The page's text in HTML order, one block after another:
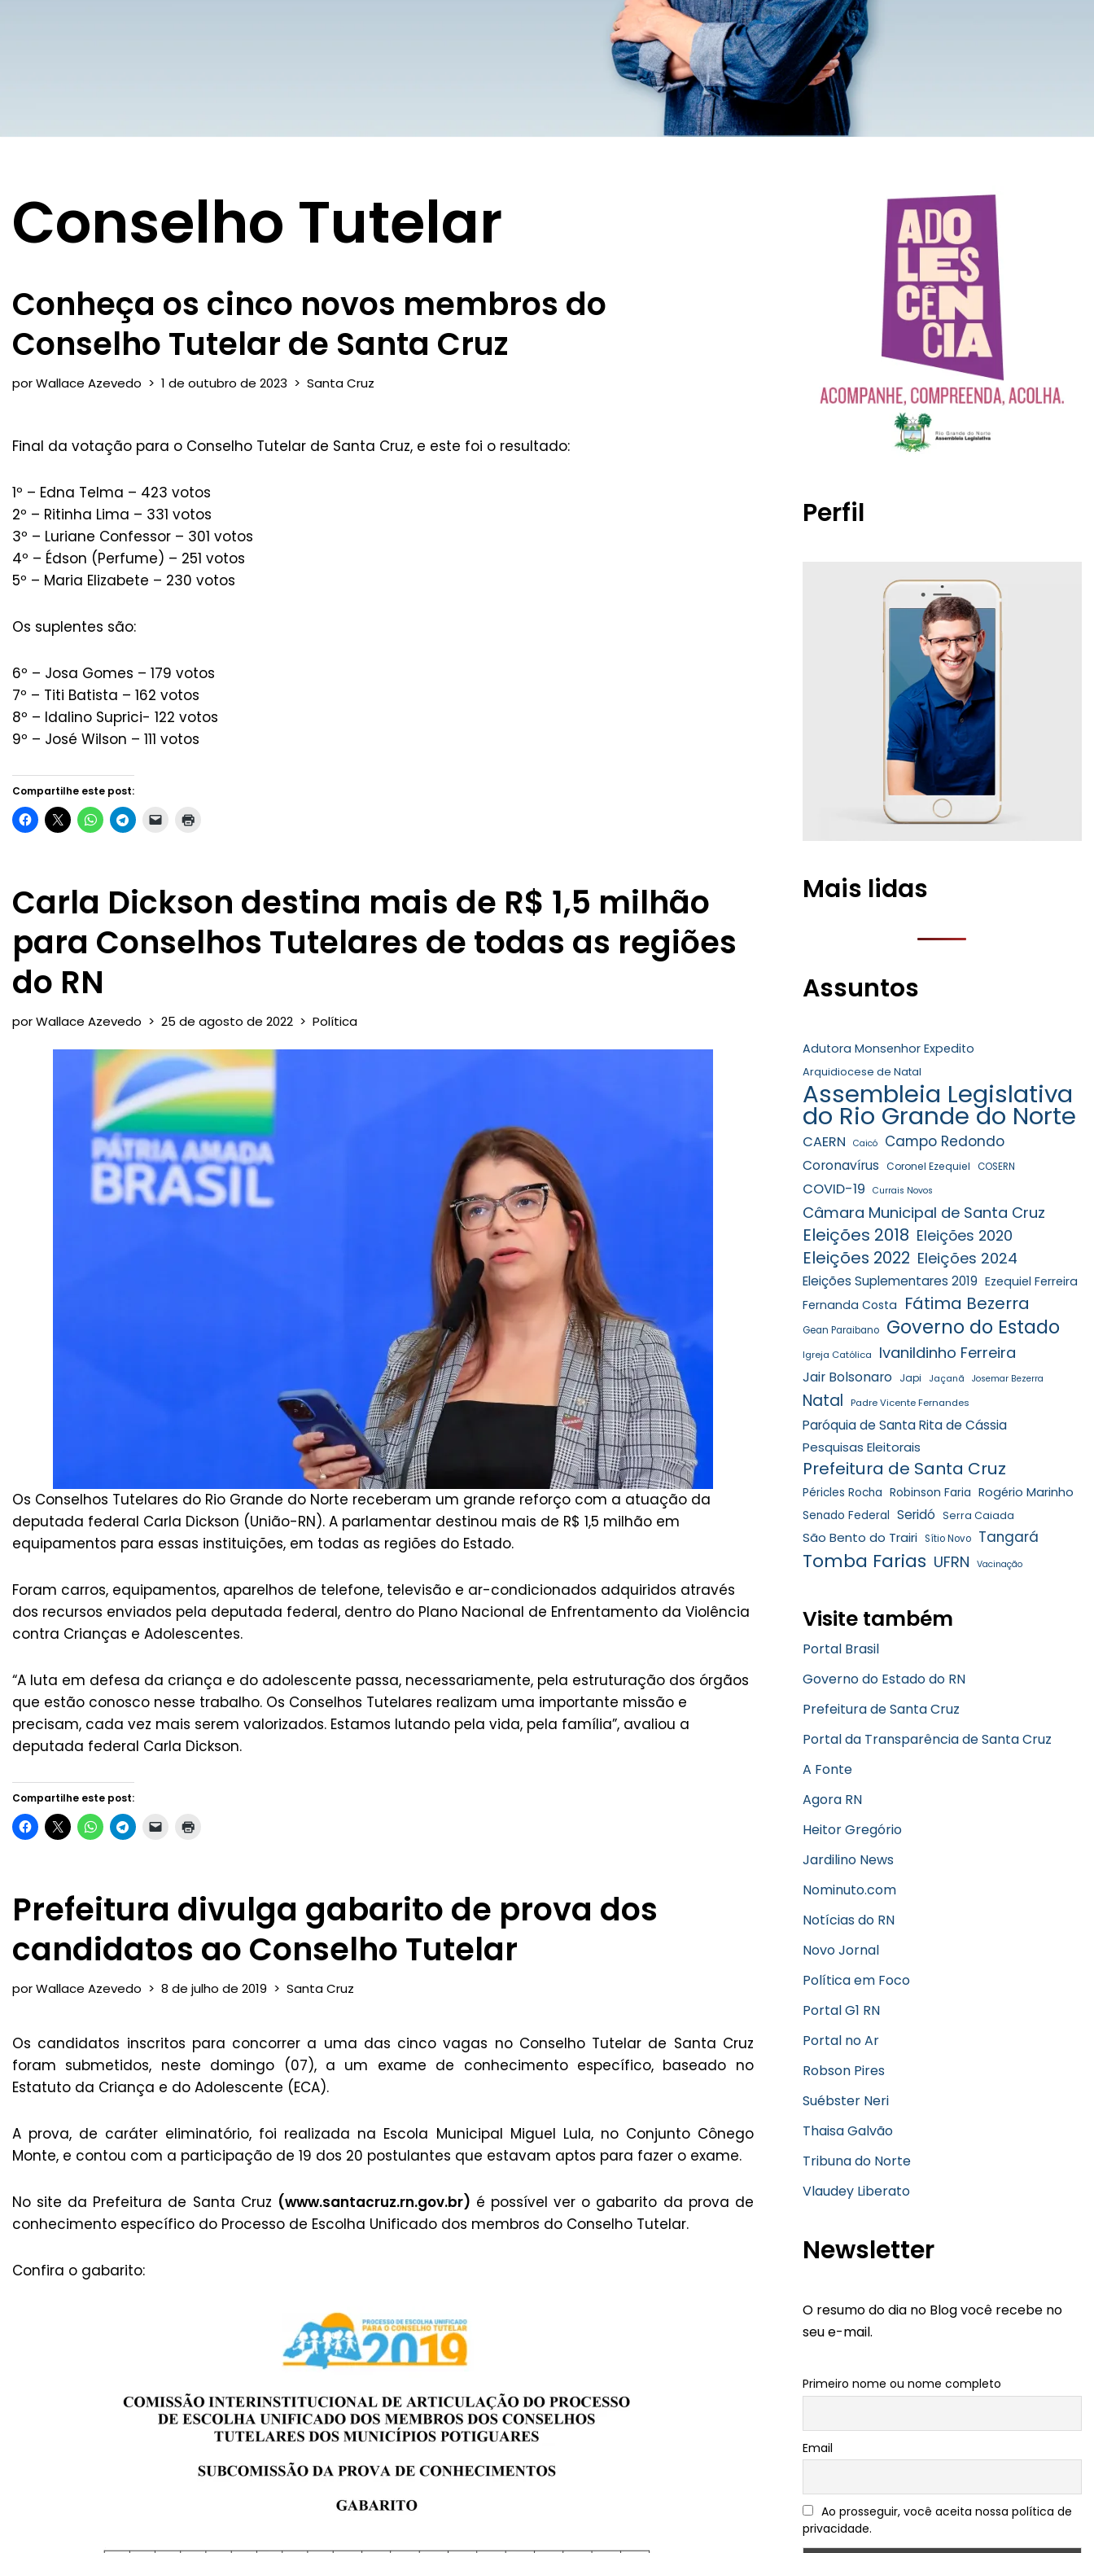
Conselho Tutelar
Conheça os cinco novos membros do
Conselho Tutelar de Santa Cruz
porWallace Azevedo 1 de outubro de 2023 Santa Cruz
Final da votação para o Conselho Tutelar de Santa Cruz, e este foi o resultado:
1º – Edna Telma – 423 votos
2º – Ritinha Lima – 331 votos
3º – Luriane Confessor – 301 votos
4º – Édson (Perfume) – 251 votos
5º – Maria Elizabete – 230 votos
Os suplentes são:
6º – Josa Gomes – 179 votos
7º – Titi Batista – 162 votos
8º – Idalino Suprici- 122 votos
9º – José Wilson – 111 votos
Compartilhe este post:
Carla Dickson destina mais de R$ 1,5 milhão
para Conselhos Tutelares de todas as regiões
do RN
porWallace Azevedo 25 de agosto de 2022 Política
Os Conselhos Tutelares do Rio Grande do Norte receberam um grande reforço com a atuação da
deputada federal Carla Dickson (União-RN). A parlamentar destinou mais de R$ 1,5 milhão em
equipamentos para essas instituições, em todas as regiões do Estado.
Foram carros, equipamentos, aparelhos de telefone, televisão e ar-condicionados adquiridos através
dos recursos enviados pela deputada federal, dentro do Plano Nacional de Enfrentamento da Violência
contra Crianças e Adolescentes.
“A luta em defesa da criança e do adolescente passa, necessariamente, pela estruturação dos órgãos
que estão conosco nesse trabalho. Os Conselhos Tutelares realizam uma importante missão e
precisam, cada vez mais serem valorizados. Estamos lutando pela vida, pela família”, avaliou a
deputada federal Carla Dickson.
Compartilhe este post:
Prefeitura divulga gabarito de prova dos
candidatos ao Conselho Tutelar
porWallace Azevedo 8 de julho de 2019 Santa Cruz
Os candidatos inscritos para concorrer a uma das cinco vagas no Conselho Tutelar de Santa Cruz
foram submetidos, neste domingo (07), a um exame de conhecimento específico, baseado no
Estatuto da Criança e do Adolescente (ECA).
A prova, de caráter eliminatório, foi realizada na Escola Municipal Miguel Lula, no Conjunto Cônego
Monte, e contou com a participação de 19 dos 20 postulantes que estavam aptos para fazer o exame.
No site da Prefeitura de Santa Cruz (www.santacruz.rn.gov.br) é possível ver o gabarito da prova de
conhecimento específico do Processo de Escolha Unificado dos membros do Conselho Tutelar.
Confira o gabarito:
Perfil
Mais lidas
Assuntos
Adutora Monsenhor Expedito
Arquidiocese de Natal
Assembleia Legislativa
do Rio Grande do Norte
CAERN Caicó Campo Redondo
Coronavírus Coronel Ezequiel COSERN
COVID-19 Currais Novos
Câmara Municipal de Santa Cruz
Eleições 2018 Eleições 2020
Eleições 2022 Eleições 2024
Eleições Suplementares 2019 Ezequiel Ferreira
Fernanda Costa Fátima Bezerra
Gean Paraibano Governo do Estado
Igreja Católica Ivanildinho Ferreira
Jair Bolsonaro Japi Jaçanã Josemar Bezerra
Natal Padre Vicente Fernandes
Paróquia de Santa Rita de Cássia
Pesquisas Eleitorais
Prefeitura de Santa Cruz
Péricles Rocha Robinson Faria Rogério Marinho
Senado Federal Seridó Serra Caiada
São Bento do Trairi Sítio Novo Tangará
Tomba Farias UFRN Vacinação
Visite também
Portal Brasil
Governo do Estado do RN
Prefeitura de Santa Cruz
Portal da Transparência de Santa Cruz
A Fonte
Agora RN
Heitor Gregório
Jardilino News
Nominuto.com
Notícias do RN
Novo Jornal
Política em Foco
Portal G1 RN
Portal no Ar
Robson Pires
Suébster Neri
Thaisa Galvão
Tribuna do Norte
Vlaudey Liberato
Newsletter
O resumo do dia no Blog você recebe no
seu e-mail.
Primeiro nome ou nome completo
Email
Ao prosseguir, você aceita nossa política de
privacidade.